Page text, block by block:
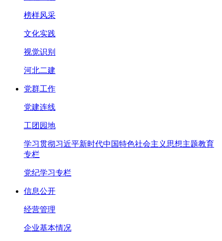
榜样风采
文化实践
视觉识别
河北二建
党群工作
党建连线
工团园地
学习贯彻习近平新时代中国特色社会主义思想主题教育
专栏
党纪学习专栏
信息公开
经营管理
企业基本情况